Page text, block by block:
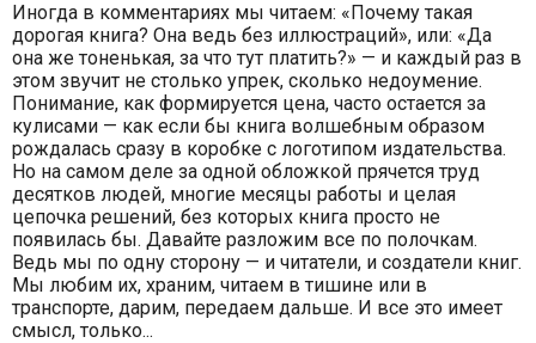
Иногда в комментариях мы читаем: «Почему такая
дорогая книга? Она ведь без иллюстраций», или: «Да
она же тоненькая, за что тут платить?» — и каждый раз в
этом звучит не столько упрек, сколько недоумение.
Понимание, как формируется цена, часто остается за
кулисами — как если бы книга волшебным образом
рождалась сразу в коробке с логотипом издательства.
Но на самом деле за одной обложкой прячется труд
десятков людей, многие месяцы работы и целая
цепочка решений, без которых книга просто не
появилась бы. Давайте разложим все по полочкам.
Ведь мы по одну сторону — и читатели, и создатели книг.
Мы любим их, храним, читаем в тишине или в
транспорте, дарим, передаем дальше. И все это имеет
смысл, только...